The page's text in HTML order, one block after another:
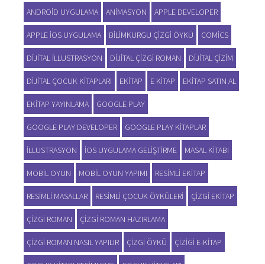
ANDROID UYGULAMA ANIMASYON APPLE DEVELOPER
APPLE IOS UYGULAMA BILIMKURGU ÇIZGI ÖYKÜ COMICS
DIJITAL ILLUSTRASYON DIJITAL ÇIZGI ROMAN DIJITAL ÇIZIM
DIJITAL ÇOCUK KITAPLARI EKITAP E KITAP EKITAP SATIN AL
EKITAP YAYINLAMA GOOGLE PLAY
GOOGLE PLAY DEVELOPER GOOGLE PLAY KITAPLAR
ILLUSTRASYON IOS UYGULAMA GELIŞTIRME MASAL KITABI
MOBIL OYUN MOBIL OYUN YAPIMI RESIMLI EKITAP
RESIMLI MASALLAR RESIMLI ÇOCUK ÖYKÜLERI ÇIZGI EKITAP
ÇIZGI ROMAN ÇIZGI ROMAN HAZIRLAMA
ÇIZGI ROMAN NASIL YAPILIR ÇIZGI ÖYKÜ ÇIZIGI E-KITAP